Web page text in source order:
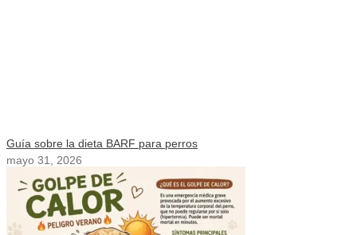
Guía sobre la dieta BARF para perros
mayo 31, 2026